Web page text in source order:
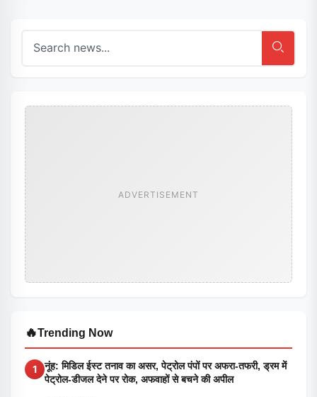
ADVERTISEMENT
🔥Trending Now
1
नूंह: मिडिल ईस्ट तनाव का असर, पेट्रोल पंपों पर अफरा-तफरी, ड्रम में
पेट्रोल-डीजल देने पर रोक, अफवाहों से बचने की अपील